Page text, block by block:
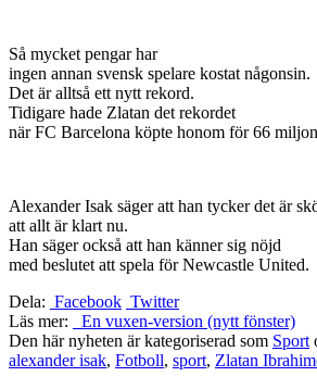
Så mycket pengar har
ingen annan svensk spelare kostat någonsin.
Det är alltså ett nytt rekord.
Tidigare hade Zlatan det rekordet
när FC Barcelona köpte honom för 66
Alexander Isak säger att han tycker det är
att allt är klart nu.
Han säger också att han känner sig nöjd
med beslutet att spela för Newcastle United.
Dela: Facebook Twitter
Läs mer:
En vuxen-version (nytt fönster)
Den här nyheten är kategoriserad som Sport
alexander isak, Fotboll, sport, Zlatan